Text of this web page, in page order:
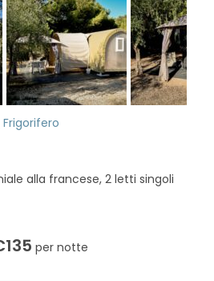
Frigorifero
alla francese, 2 letti singoli
135 per notte